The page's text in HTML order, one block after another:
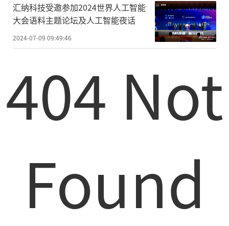
汇纳科技受邀参加2024世界人工智能
大会语料主题论坛及人工智能夜话
2024-07-09 09:49:46
404 Not
Found